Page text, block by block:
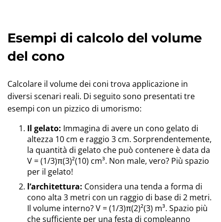
Esempi di calcolo del volume
del cono
Calcolare il volume dei coni trova applicazione in
diversi scenari reali. Di seguito sono presentati tre
esempi con un pizzico di umorismo:
Il gelato: Immagina di avere un cono gelato di
altezza 10 cm e raggio 3 cm. Sorprendentemente,
la quantità di gelato che può contenere è data da
V = (1/3)π(3)²(10) cm³. Non male, vero? Più spazio
per il gelato!
l’architettura: Considera una tenda a forma di
cono alta 3 metri con un raggio di base di 2 metri.
Il volume interno? V = (1/3)π(2)²(3) m³. Spazio più
che sufficiente per una festa di compleanno